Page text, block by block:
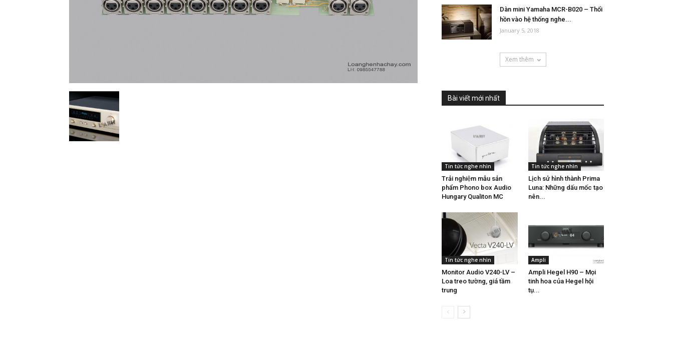
Dàn mini Yamaha MCR-B020 – Thổi
hồn vào hệ thống nghe...
January 5, 2018
Xem thêm
Bài viết mới nhất
Tin tức nghe nhìn
Trải nghiệm mẫu sản
phẩm Phono box Audio
Hungary Qualiton MC
Tin tức nghe nhìn
Lịch sử hình thành Prima
Luna: Những dấu mốc tạo
nên...
Tin tức nghe nhìn
Monitor Audio V240-LV –
Loa treo tường, giá tầm
trung
Ampli
Ampli Hegel H90 – Mọi
tinh hoa của Hegel hội
tụ...